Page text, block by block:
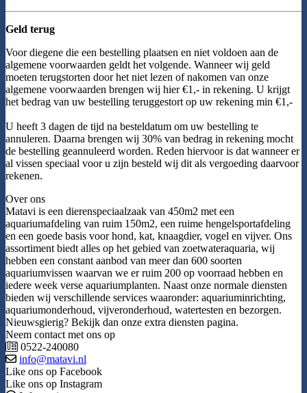
Geld terug
Voor diegene die een bestelling plaatsen en niet voldoen aan de
algemene voorwaarden geldt het volgende. Wanneer wij geld
moeten terugstorten door het niet lezen of nakomen van onze
algemene voorwaarden brengen wij hier €1,- in rekening. U krijgt
het bedrag van uw bestelling teruggestort op uw rekening min €1,-
U heeft 3 dagen de tijd na besteldatum om uw bestelling te
annuleren. Daarna brengen wij 30% van bedrag in rekening mocht
de bestelling geannuleerd worden. Reden hiervoor is dat wanneer er
al vissen speciaal voor u zijn besteld wij dit als vergoeding daarvoor
rekenen.
Over ons
Matavi is een dierenspeciaalzaak van 450m2 met een
aquariumafdeling van ruim 150m2, een ruime hengelsportafdeling
en een goede basis voor hond, kat, knaagdier, vogel en vijver. Ons
assortiment biedt alles op het gebied van zoetwateraquaria, wij
hebben een constant aanbod van meer dan 600 soorten
aquariumvissen waarvan we er ruim 200 op voorraad hebben en
iedere week verse aquariumplanten. Naast onze normale diensten
bieden wij verschillende services waaronder: aquariuminrichting,
aquariumonderhoud, vijveronderhoud, watertesten en bezorgen.
Nieuwsgierig? Bekijk dan onze extra diensten pagina.
Neem contact met ons op
0522-240080
info@matavi.nl
Like ons op Facebook
Like ons op Instagram